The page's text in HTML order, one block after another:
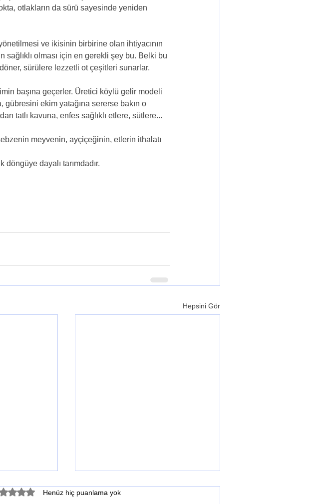
otlakların da sürü sayesinde yeniden
ve ikisinin birbirine olan ihtiyacının
olması için en gerekli şey bu. Belki bu
sürülere lezzetli ot çeşitleri sunarlar.
başına geçerler. Üretici köylü gelir modeli
gübresini ekim yatağına sererse bakın o
tatlı kavuna, enfes sağlıklı etlere, sütlere...
meyvenin, ayçiçeğinin, etlerin ithalatı
döngüye dayalı tarımdadır.
Hepsini Gör
0 yıldız
Henüz hiç puanlama yok